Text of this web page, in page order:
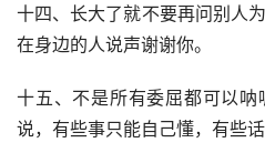
十四、长大了就不要再问别人
在身边的人说声谢谢你。
十五、不是所有委屈都可以
说，有些事只能自己懂，有些话